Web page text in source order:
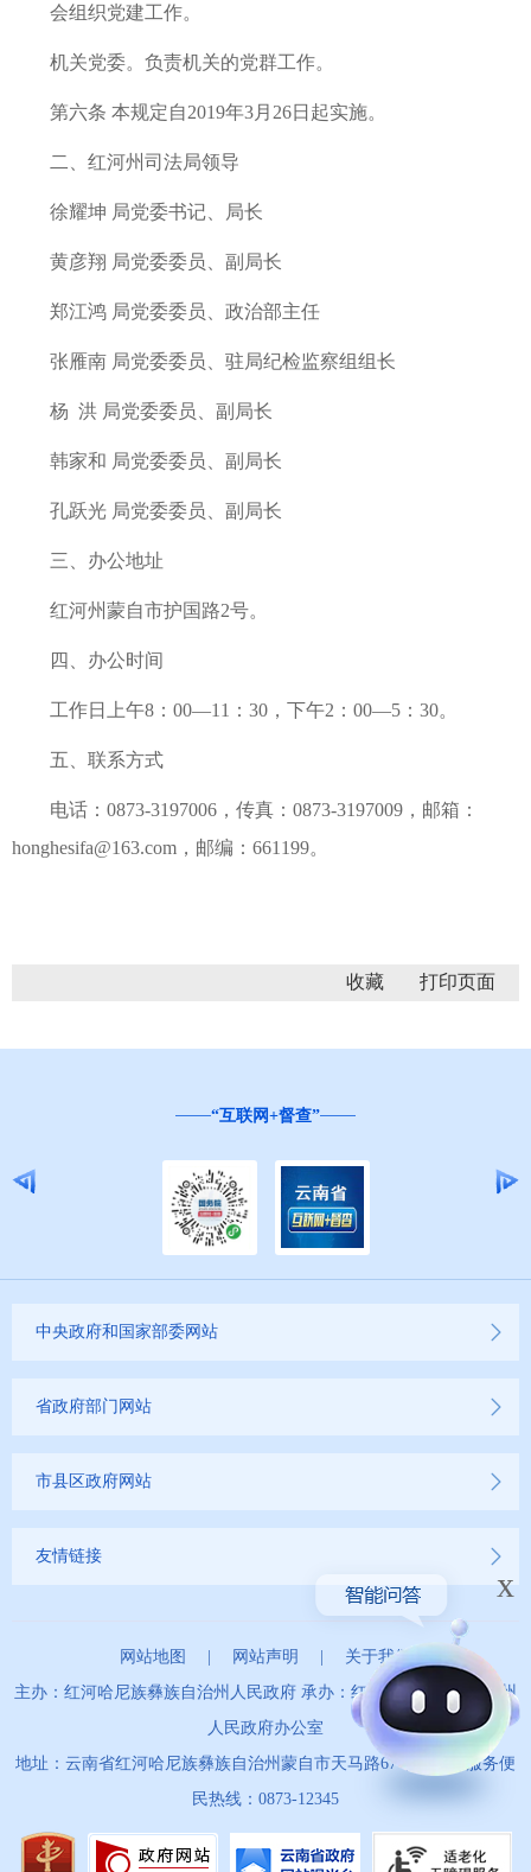
会组织党建工作。
机关党委。负责机关的党群工作。
第六条 本规定自2019年3月26日起实施。
二、红河州司法局领导
徐耀坤 局党委书记、局长
黄彦翔 局党委委员、副局长
郑江鸿 局党委委员、政治部主任
张雁南 局党委委员、驻局纪检监察组组长
杨 洪 局党委委员、副局长
韩家和 局党委委员、副局长
孔跃光 局党委委员、副局长
三、办公地址
红河州蒙自市护国路2号。
四、办公时间
工作日上午8：00—11：30，下午2：00—5：30。
五、联系方式
电话：0873-3197006，传真：0873-3197009，邮箱：
honghesifa@163.com，邮编：661199。
收藏
“互联网+督查”
中央政府和国家部委网站
省政府部门网站
市县区政府网站
友情链接
网站地图 网站声明
关于我们
主办：红河哈尼族彝族自治州人民政府 承办：红河哈尼族彝族自治州
人民政府办公室
地址：云南省红河哈尼族彝族自治州蒙自市天马路67号 政务服务便
民热线：0873-12345
x